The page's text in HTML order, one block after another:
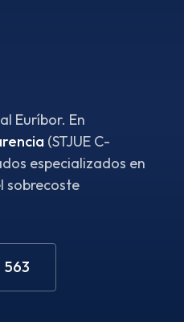
Euríbor. En
(STJUE C-
especializados en
sobrecoste
563